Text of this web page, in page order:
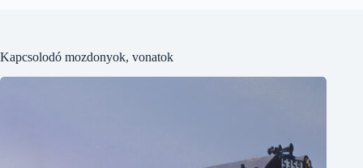
Kapcsolodó mozdonyok, vonatok